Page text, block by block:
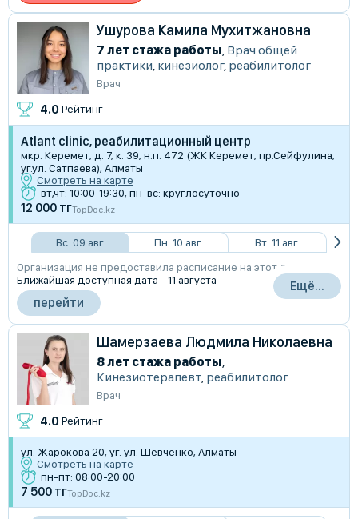
Ушурова Камила Мухитжановна
7 лет стажа работы, Врач общей
практики, кинезиолог, реабилитолог
Врач
4.0 Рейтинг
Atlant clinic, реабилитационный центр
мкр. Керемет, д. 7, к. 39, н.п. 472 (ЖК Керемет, пр.Сейфулина,
уг.ул. Сатпаева), Алматы
Смотреть на карте
вт,чт: 10:00-19:30, пн-вс: круглосуточно
12 000 тгTopDoc.kz
Вс. 09 авг. Пн. 10 авг.
Вт. 11 авг.
Организация не предоставила расписание на этот день
Ближайшая доступная дата - 11 августа
перейти
Ещё...
Шамерзаева Людмила Николаевна
8 лет стажа работы,
Кинезиотерапевт, реабилитолог
Врач
4.0 Рейтинг
ул. Жарокова 20, уг. ул. Шевченко, Алматы
Смотреть на карте
пн-пт: 08:00-20:00
7 500 тгTopDoc.kz